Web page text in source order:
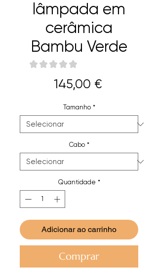
lâmpada em
cerâmica
Bambu Verde
★ ★ ★ ★ ★
145,00 €Preço
Tamanho *
Cabo *
Quantidade *
Adicionar ao carrinho
Comprar